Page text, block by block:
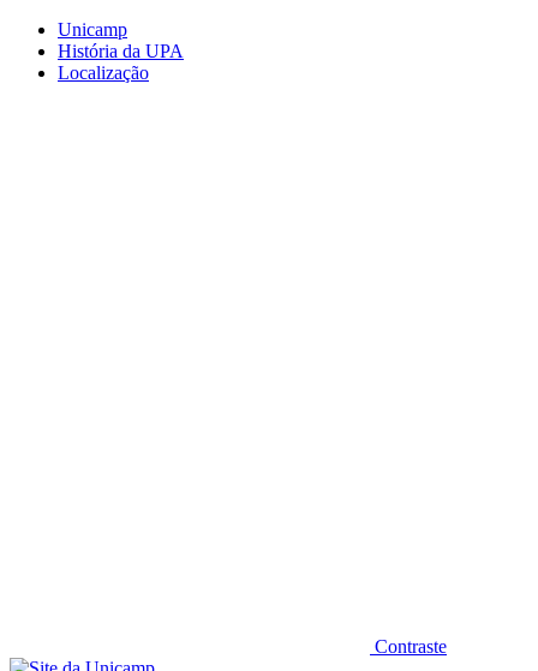
Conteúdo principal
Unicamp
História da UPA
Localização
Contraste